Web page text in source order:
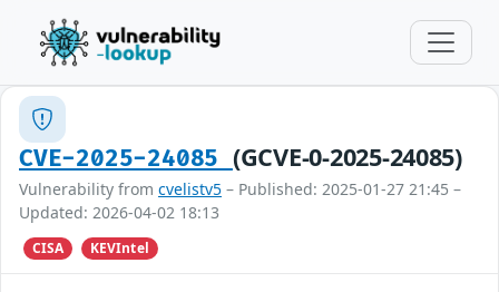
CVE-2025-24085 (GCVE-0-2025-24085)
Vulnerability from cvelistv5 – Published: 2025-01-27 21:45 –
Updated: 2026-04-02 18:13
CISA KEVIntel